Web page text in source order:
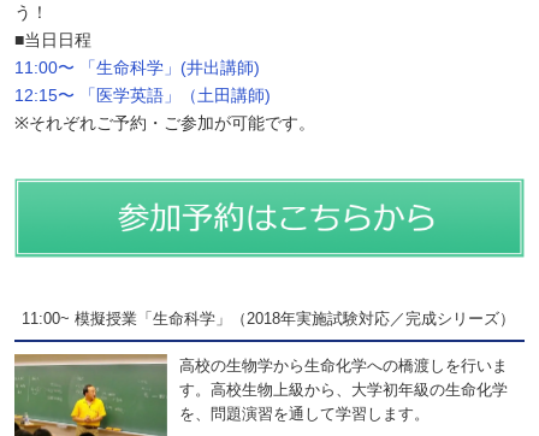
う！
■当日日程
11:00〜 「生命科学」(井出講師)
12:15〜 「医学英語」（土田講師)
※それぞれご予約・ご参加が可能です。
11:00~ 模擬授業「生命科学」（2018年実施試験対応／完成シリーズ）
高校の生物学から生命化学への橋渡しを行いま
す。高校生物上級から、大学初年級の生命化学
を、問題演習を通して学習します。